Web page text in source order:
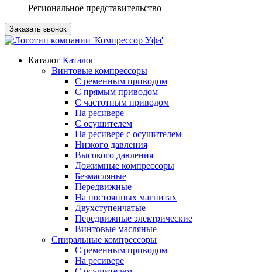
Региональное представительство
Заказать звонок
Каталог Каталог
Винтовые компрессоры
С ременным приводом
С прямым приводом
С частотным приводом
На ресивере
С осушителем
На ресивере с осушителем
Низкого давления
Высокого давления
Дожимные компрессоры
Безмасляные
Передвижные
На постоянных магнитах
Двухступенчатые
Передвижные электрические
Винтовые масляные
Спиральные компрессоры
С ременным приводом
На ресивере